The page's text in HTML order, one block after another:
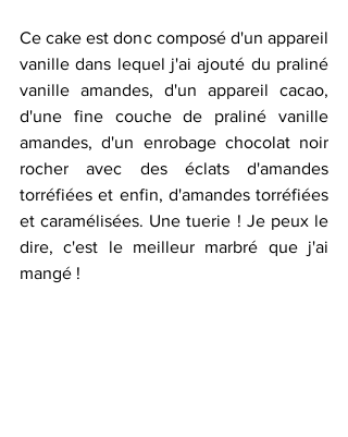
Ce cake est donc composé d'un appareil
vanille dans lequel j'ai ajouté du praliné
vanille amandes, d'un appareil cacao,
d'une fine couche de praliné vanille
amandes, d'un enrobage chocolat noir
rocher avec des éclats d'amandes
torréfiées et enfin, d'amandes torréfiées
et caramélisées. Une tuerie ! Je peux le
dire, c'est le meilleur marbré que j'ai
mangé !